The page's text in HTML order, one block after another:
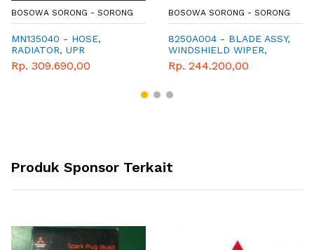
BOSOWA SORONG - SORONG
MN135040 - HOSE,
RADIATOR, UPR
Rp. 309.690,00
BOSOWA SORONG - SORONG
8250A004 - BLADE ASSY,
WINDSHIELD WIPER,
Rp. 244.200,00
Produk Sponsor Terkait